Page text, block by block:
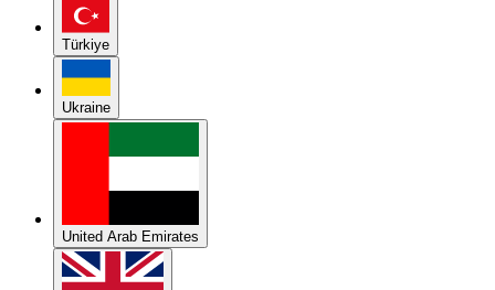
Türkiye
Ukraine
United Arab Emirates